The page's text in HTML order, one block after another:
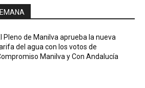
Pleno de Manilva aprueba la nueva
del agua con los votos de
Manilva y Con Andalucía